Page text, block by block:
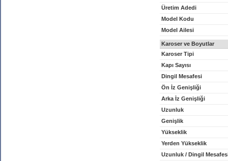
Üretim Adedi
Model Kodu
Model Ailesi
Karoser ve Boyutlar
Karoser Tipi
Kapı Sayısı
Dingil Mesafesi
Ön İz Genişliği
Arka İz Genişliği
Uzunluk
Genişlik
Yükseklik
Yerden Yükseklik
Uzunluk / Dingil